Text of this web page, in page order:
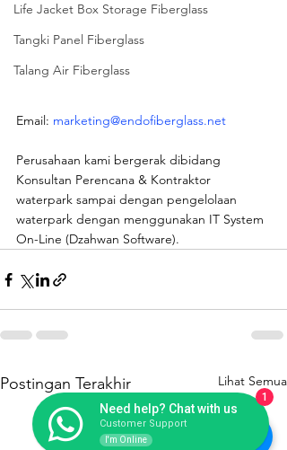
Life Jacket Box Storage Fiberglass
Tangki Panel Fiberglass
Talang Air Fiberglass
Email: marketing@endofiberglass.net
Perusahaan kami bergerak dibidang
Konsultan Perencana & Kontraktor
waterpark sampai dengan pengelolaan
waterpark dengan menggunakan IT System
On-Line (Dzahwan Software).
Postingan Terakhir Lihat Semua
Need help? Chat with us
Customer Support
I'm Online
1